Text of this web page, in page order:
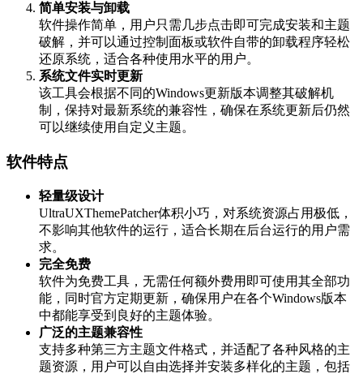
简单安装与卸载
软件操作简单，用户只需几步点击即可完成安装和主题
破解，并可以通过控制面板或软件自带的卸载程序轻松
还原系统，适合各种使用水平的用户。
系统文件实时更新
该工具会根据不同的Windows更新版本调整其破解机
制，保持对最新系统的兼容性，确保在系统更新后仍然
可以继续使用自定义主题。
软件特点
轻量级设计
UltraUXThemePatcher体积小巧，对系统资源占用极低，
不影响其他软件的运行，适合长期在后台运行的用户需
求。
完全免费
软件为免费工具，无需任何额外费用即可使用其全部功
能，同时官方定期更新，确保用户在各个Windows版本
中都能享受到良好的主题体验。
广泛的主题兼容性
支持多种第三方主题文件格式，并适配了各种风格的主
题资源，用户可以自由选择并安装多样化的主题，包括